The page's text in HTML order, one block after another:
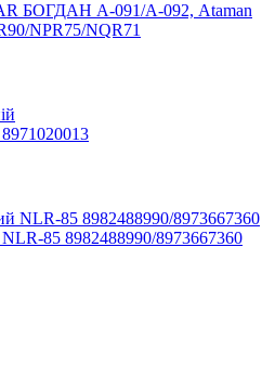
БОГДАН А-091/А-092, Ataman
NPR75/NQR71
85 8982488990/8973667360